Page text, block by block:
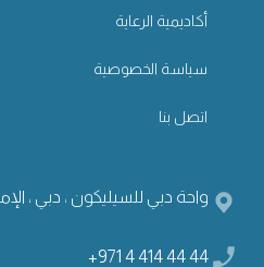
أكاديمية الرعاية
سياسة الخصوصية
اتصل بنا
واحة دبي للسيليكون ، دبي ،
+971 4 414 44 44